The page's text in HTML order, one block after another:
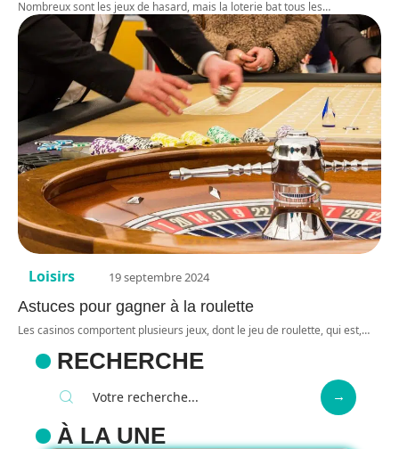
Nombreux sont les jeux de hasard, mais la loterie bat tous les…
Loisirs 19 septembre 2024
Astuces pour gagner à la roulette
Les casinos comportent plusieurs jeux, dont le jeu de roulette, qui est,…
RECHERCHE
À LA UNE